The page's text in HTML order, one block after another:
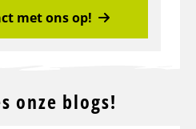
met ons op!
onze blogs!